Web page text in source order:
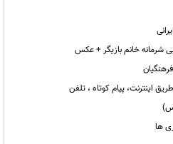
شرمانه خانم بازیگر + عکس
اینترنت، پیام کوتاه ، تلفن
ها